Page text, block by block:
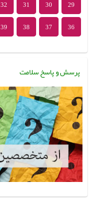
29
30
31
32
36
37
38
39
پرسش و پاسخ سلامت